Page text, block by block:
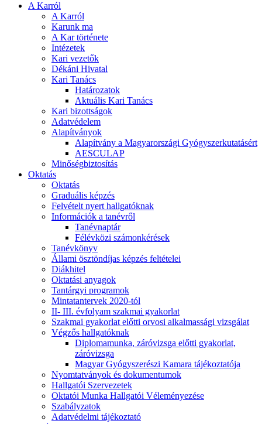
A Karról
A Karról
Karunk ma
A Kar története
Intézetek
Kari vezetők
Dékáni Hivatal
Kari Tanács
Határozatok
Aktuális Kari Tanács
Kari bizottságok
Adatvédelem
Alapítványok
Alapítvány a Magyarországi Gyógyszerkutatásért
AESCULAP
Minőségbiztosítás
Oktatás
Oktatás
Graduális képzés
Felvételt nyert hallgatóknak
Információk a tanévről
Tanévnaptár
Félévközi számonkérések
Tanévkönyv
Állami ösztöndíjas képzés feltételei
Diákhitel
Oktatási anyagok
Tantárgyi programok
Mintatantervek 2020-tól
II- III. évfolyam szakmai gyakorlat
Szakmai gyakorlat előtti orvosi alkalmassági vizsgálat
Végzős hallgatóknak
Diplomamunka, záróvizsga előtti gyakorlat,
záróvizsga
Magyar Gyógyszerészi Kamara tájékoztatója
Nyomtatványok és dokumentumok
Hallgatói Szervezetek
Oktatói Munka Hallgatói Véleményezése
Szabályzatok
Adatvédelmi tájékoztató